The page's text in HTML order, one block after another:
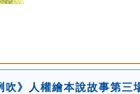
吹》人權繪本說故事第三